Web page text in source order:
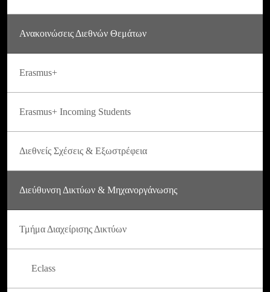
Ανακοινώσεις Διεθνών Θεμάτων
Erasmus+
Erasmus+ Incoming Students
Διεθνείς Σχέσεις & Εξωστρέφεια
Διεύθυνση Δικτύων & Μηχανοργάνωσης
Τμήμα Διαχείρισης Δικτύων
Eclass